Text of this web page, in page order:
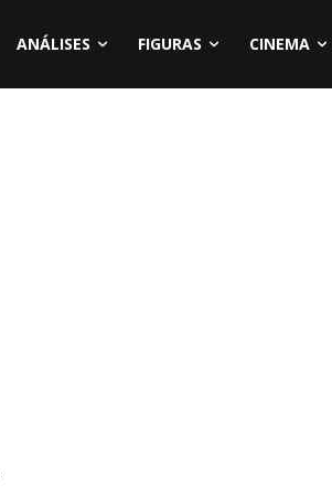
ANÁLISES FIGURAS CINEMA